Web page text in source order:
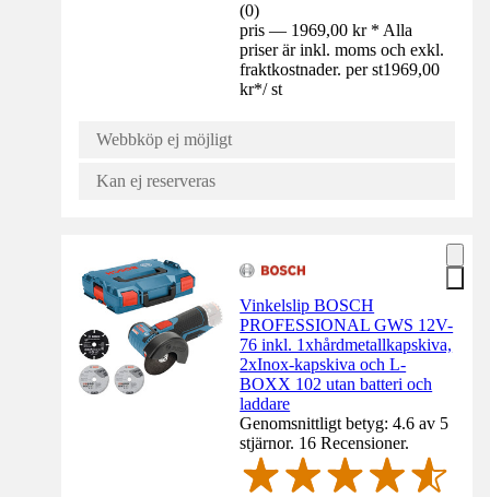
(0)
pris — 1969,00 kr * Alla
priser är inkl. moms och exkl.
fraktkostnader. per st1969,00
kr*/ st
Webbköp ej möjligt
Kan ej reserveras
Vinkelslip BOSCH
PROFESSIONAL GWS 12V-
76 inkl. 1xhårdmetallkapskiva,
2xInox-kapskiva och L-
BOXX 102 utan batteri och
laddare
Genomsnittligt betyg: 4.6 av 5
stjärnor. 16 Recensioner.